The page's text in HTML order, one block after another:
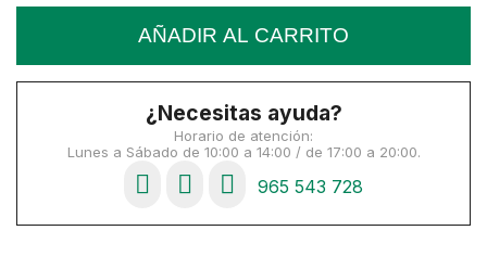
AÑADIR AL CARRITO
¿Necesitas ayuda?
Horario de atención:
Lunes a Sábado de 10:00 a 14:00 / de 17:00 a 20:00.
965 543 728